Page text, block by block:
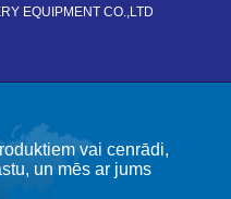
EQUIPMENT CO.,LTD
vai cenrādi,
un mēs ar jums